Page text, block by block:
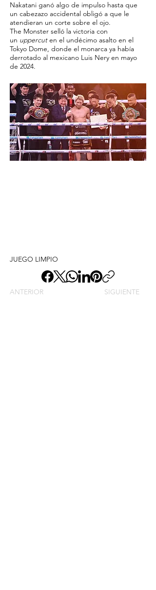
Nakatani ganó algo de impulso hasta que
un cabezazo accidental obligó a que le
atendieran un corte sobre el ojo.
The Monster selló la victoria con
un uppercuten el undécimo asalto en el
Tokyo Dome, donde el monarca ya había
derrotado al mexicano Luis Nery en mayo
de 2024.
JUEGO LIMPIO
ANTERIOR SIGUIENTE